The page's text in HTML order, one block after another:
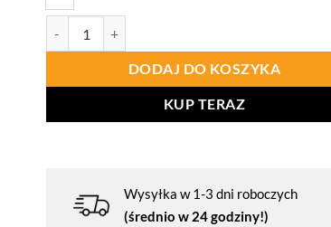
DODAJ DO KOSZYKA
KUP TERAZ
Wysyłka w 1-3 dni roboczych
(średnio w 24 godziny!)